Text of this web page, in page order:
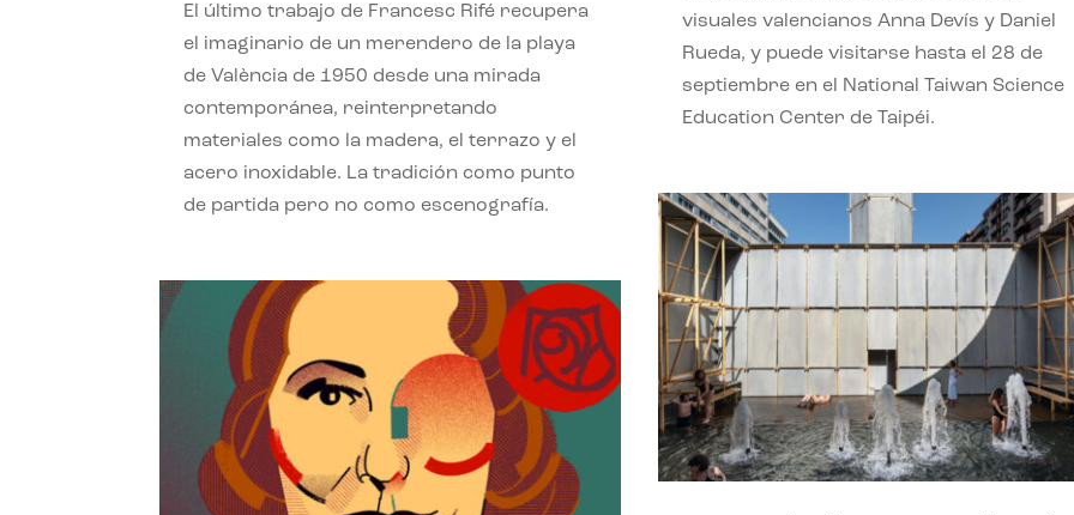
El último trabajo de Francesc Rifé recupera
el imaginario de un merendero de la playa
de València de 1950 desde una mirada
contemporánea, reinterpretando
materiales como la madera, el terrazo y el
acero inoxidable. La tradición como punto
de partida pero no como escenografía.
visuales valencianos Anna Devís y Daniel
Rueda, y puede visitarse hasta el 28 de
septiembre en el National Taiwan Science
Education Center de Taipéi.